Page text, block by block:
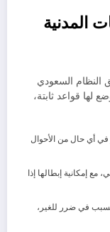
المدنية
النظام السعودي
لها قواعد ثابتة،
في أي حال من الأحوال
إمكانية إبطالها إذا
تسبب في ضرر للغير،